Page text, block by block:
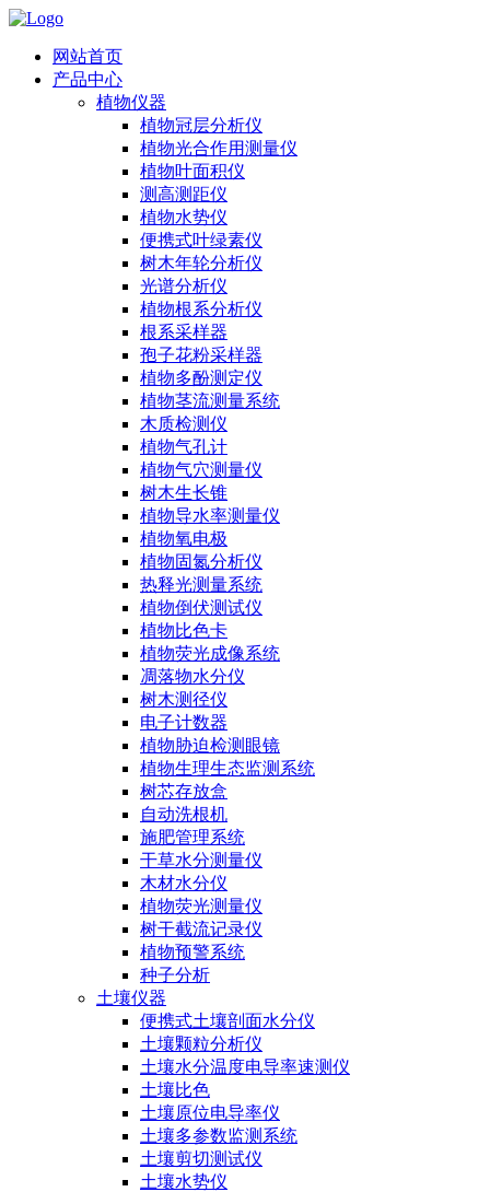
网站首页
产品中心
植物仪器
植物冠层分析仪
植物光合作用测量仪
植物叶面积仪
测高测距仪
植物水势仪
便携式叶绿素仪
树木年轮分析仪
光谱分析仪
植物根系分析仪
根系采样器
孢子花粉采样器
植物多酚测定仪
植物茎流测量系统
木质检测仪
植物气孔计
植物气穴测量仪
树木生长锥
植物导水率测量仪
植物氧电极
植物固氮分析仪
热释光测量系统
植物倒伏测试仪
植物比色卡
植物荧光成像系统
凋落物水分仪
树木测径仪
电子计数器
植物胁迫检测眼镜
植物生理生态监测系统
树芯存放盒
自动洗根机
施肥管理系统
干草水分测量仪
木材水分仪
植物荧光测量仪
树干截流记录仪
植物预警系统
种子分析
土壤仪器
便携式土壤剖面水分仪
土壤颗粒分析仪
土壤水分温度电导率速测仪
土壤比色
土壤原位电导率仪
土壤多参数监测系统
土壤剪切测试仪
土壤水势仪